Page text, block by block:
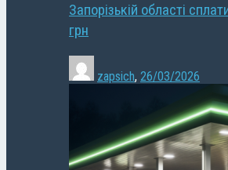
Запорізькій області
грн
zapsich, 26/03/2026